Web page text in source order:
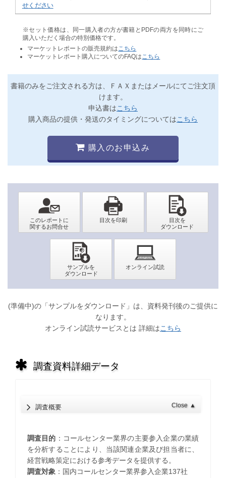
せください
※セット価格は、同一購入者の方が書籍とPDFの両方を同時にご
購入いただく場合の特別価格です。
マーケットレポートの販売規約は こちら
マーケットレポート購入についてのFAQは こちら
書籍のみをご注文される方は、ＦＡＸまたはメールにてご注文頂
けます。
申込書はこちら
購入商品の提供・発送のタイミングについてはこちら
購入のお申込み
(準備中)の「サンプルをダウンロード」は、資料発刊後のご提供に
なります。
オンライン試読サービスとは 詳細はこちら
調査資料詳細データ
調査概要 Close ▲
調査目的 ：コールセンター業界の主要参入企業の業績
を分析することにより、当該関連企業及び担当者に、
経営戦略策定における参考データを提供する。
調査対象：国内コールセンター業界参入企業137社